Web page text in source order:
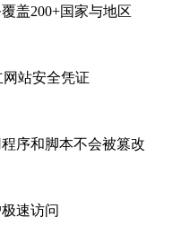
盖200+国家与地区
站安全凭证
序和脚本不会被篡改
速访问